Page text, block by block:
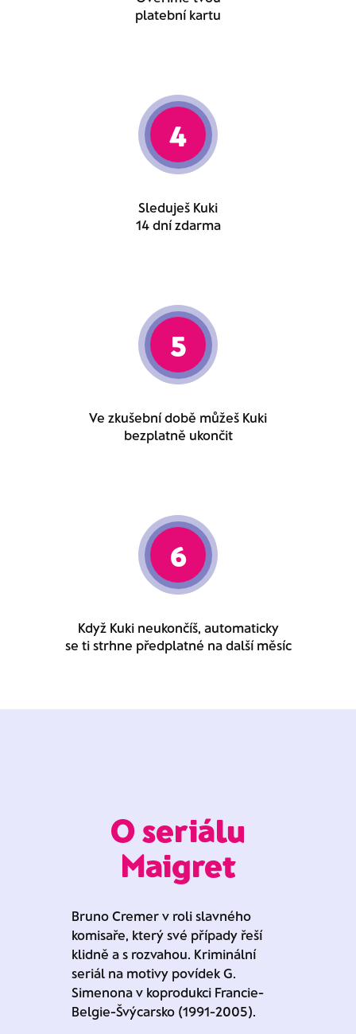
platební kartu
4
Sleduješ Kuki
14 dní zdarma
5
Ve zkušební době můžeš Kuki
bezplatně ukončit
6
Když Kuki neukončíš, automaticky
se ti strhne předplatné na další měsíc
O seriálu
Maigret
Bruno Cremer v roli slavného
komisaře, který své případy řeší
klidně a s rozvahou. Kriminální
seriál na motivy povídek G.
Simenona v koprodukci Francie-
Belgie-Švýcarsko (1991-2005).